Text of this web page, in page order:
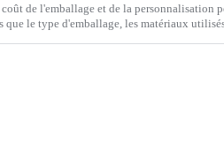
de l'emballage et de la personnalisation
que le type d'emballage, les matériaux